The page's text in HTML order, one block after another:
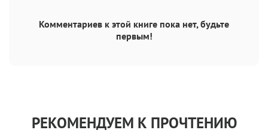
Комментариев к этой книге пока нет, будьте
первым!
РЕКОМЕНДУЕМ К ПРОЧТЕНИЮ